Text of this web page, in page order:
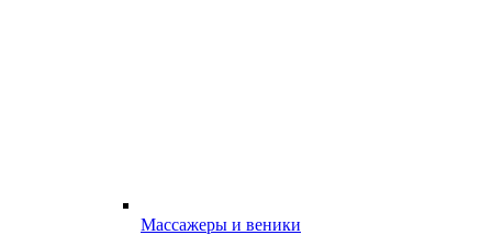
Массажеры и веники